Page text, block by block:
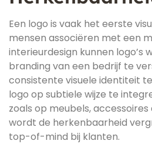
Een logo is vaak het eerste
mensen associëren met een
interieurdesign kunnen logo’s
branding van een bedrijf te
consistente visuele identiteit
logo op subtiele wijze te
zoals op meubels,
wordt de herkenbaarheid
top-of-mind bij klanten.